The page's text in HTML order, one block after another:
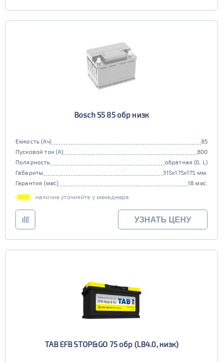
Bosch S5 85 обр низк
Емкость (Ач)
85
Пусковой ток (А)
800
Полярность
обратная (0, L)
Габариты
315x175x175 мм.
Гарантия (мес)
18 мес.
наличие уточняйте у менеджера
УЗНАТЬ ЦЕНУ
TAB EFB STOP&GO 75 обр (LB4.0, низк)